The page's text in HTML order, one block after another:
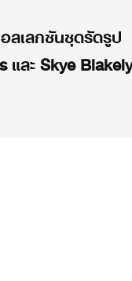
ลเลกชันชุดรัดรูป
และ Skye Blakely